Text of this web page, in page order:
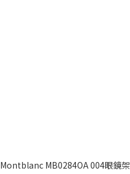
Montblanc MB0284OA 004眼鏡架